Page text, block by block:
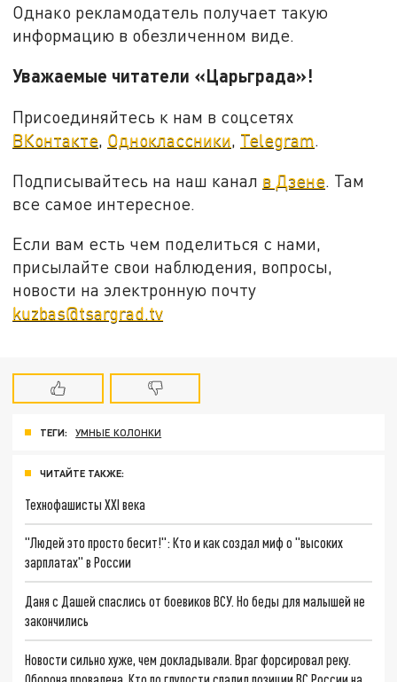
Однако рекламодатель получает такую
информацию в обезличенном виде.
Уважаемые читатели «Царьграда»!
Присоединяйтесь к нам в соцсетях
ВКонтакте, Одноклассники, Telegram.
Подписывайтесь на наш канал в Дзене. Там
все самое интересное.
Если вам есть чем поделиться с нами,
присылайте свои наблюдения, вопросы,
новости на электронную почту
kuzbas@tsargrad.tv
ТЕГИ: УМНЫЕ КОЛОНКИ
ЧИТАЙТЕ ТАКЖЕ:
Технофашисты XXI века
"Людей это просто бесит!": Кто и как создал миф о "высоких
зарплатах" в России
Даня с Дашей спаслись от боевиков ВСУ. Но беды для малышей не
закончились
Новости сильно хуже, чем докладывали. Враг форсировал реку.